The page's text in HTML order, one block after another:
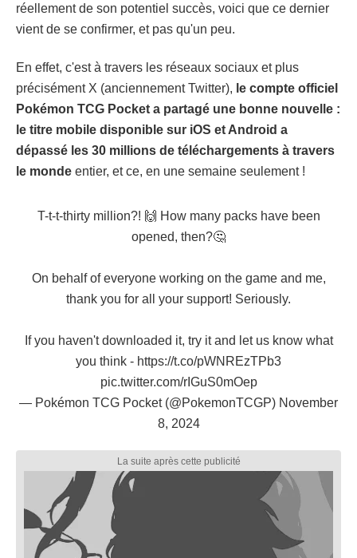
réellement de son potentiel succès, voici que ce dernier
vient de se confirmer, et pas qu'un peu.
En effet, c'est à travers les réseaux sociaux et plus
précisément X (anciennement Twitter), le compte officiel
Pokémon TCG Pocket a partagé une bonne nouvelle :
le titre mobile disponible sur iOS et Android a
dépassé les 30 millions de téléchargements à travers
le monde entier, et ce, en une semaine seulement !
T-t-t-thirty million?! 🙌 How many packs have been
opened, then?🤔
On behalf of everyone working on the game and me,
thank you for all your support! Seriously.
If you haven't downloaded it, try it and let us know what
you think - https://t.co/pWNREzTPb3
pic.twitter.com/rIGuS0mOep
— Pokémon TCG Pocket (@PokemonTCGP) November
8, 2024